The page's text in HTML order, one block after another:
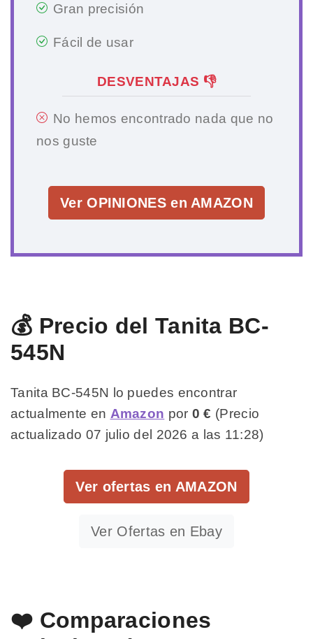
Gran precisión
Fácil de usar
DESVENTAJAS 👎
No hemos encontrado nada que no
nos guste
Ver OPINIONES en AMAZON
💰 Precio del Tanita BC-
545N
Tanita BC-545N lo puedes encontrar
actualmente en Amazon por 0 € (Precio
actualizado 07 julio del 2026 a las 11:28)
Ver ofertas en AMAZON
Ver Ofertas en Ebay
❤️ Comparaciones